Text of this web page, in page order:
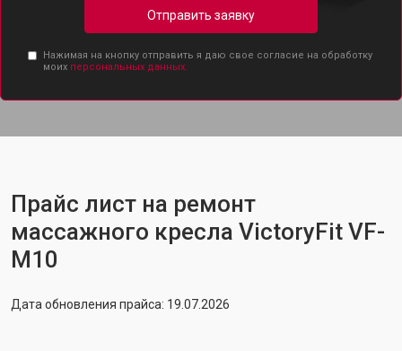
Отправить заявку
Нажимая на кнопку отправить я даю свое согласие на обработку
моих персональных данных.
Прайс лист на ремонт
массажного кресла VictoryFit VF-
M10
Дата обновления прайса: 19.07.2026